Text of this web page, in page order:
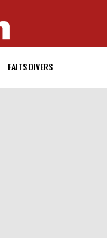
FAITS DIVERS